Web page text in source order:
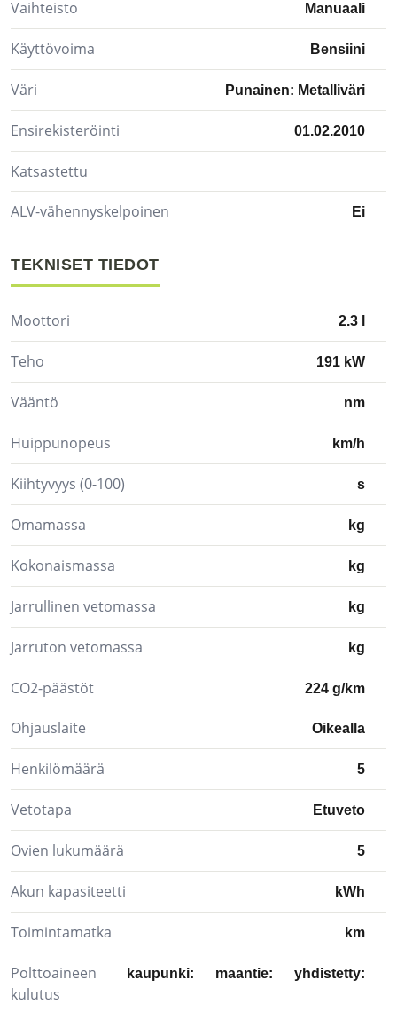
Vaihteisto Manuaali
Käyttövoima Bensiini
Väri Punainen: Metalliväri
Ensirekisteröinti 01.02.2010
Katsastettu
ALV-vähennyskelpoinen Ei
TEKNISET TIEDOT
Moottori 2.3 l
Teho 191 kW
Vääntö nm
Huippunopeus km/h
Kiihtyvyys (0-100) s
Omamassa kg
Kokonaismassa kg
Jarrullinen vetomassa kg
Jarruton vetomassa kg
CO2-päästöt 224 g/km
Ohjauslaite Oikealla
Henkilömäärä 5
Vetotapa Etuveto
Ovien lukumäärä 5
Akun kapasiteetti kWh
Toimintamatka km
Polttoaineen
kulutus
kaupunki: maantie: yhdistetty: